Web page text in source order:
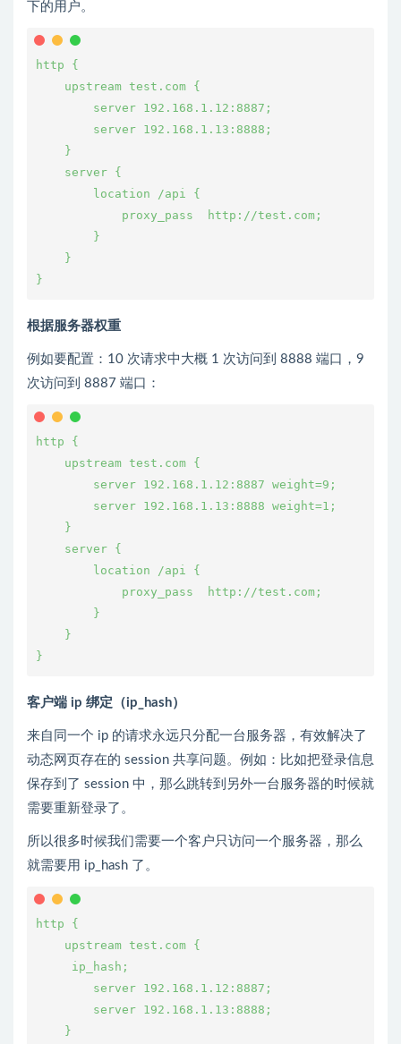
下的用户。
http {
upstream test.com {
server 192.168.1.12:8887;
server 192.168.1.13:8888;
}
server {
location /api {
proxy_pass  http://test.com;
}
}
}
根据服务器权重
例如要配置：10 次请求中大概 1 次访问到 8888 端口，9
次访问到 8887 端口：
http {
upstream test.com {
server 192.168.1.12:8887 weight=9;
server 192.168.1.13:8888 weight=1;
}
server {
location /api {
proxy_pass  http://test.com;
}
}
}
客户端 ip 绑定（ip_hash）
来自同一个 ip 的请求永远只分配一台服务器，有效解决了
动态网页存在的 session 共享问题。例如：比如把登录信息
保存到了 session 中，那么跳转到另外一台服务器的时候就
需要重新登录了。
所以很多时候我们需要一个客户只访问一个服务器，那么
就需要用 ip_hash 了。
http {
upstream test.com {
ip_hash;
server 192.168.1.12:8887;
server 192.168.1.13:8888;
}